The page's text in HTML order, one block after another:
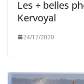
Les + belles
Kervoyal
24/12/2020